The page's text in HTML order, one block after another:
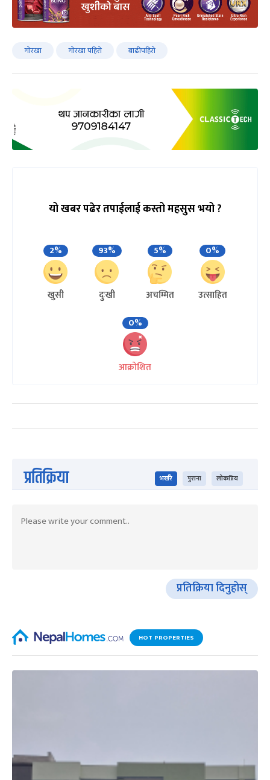
गोरखा गोरखा पहिरो बाढीपहिरो
यो खबर पढेर तपाईलाई कस्तो महसुस भयो ?
2%
खुसी
93%
दुःखी
5%
अचम्मित
0%
उत्साहित
0%
आक्रोशित
प्रतिक्रिया भर्खरै पुराना लोकप्रिय
प्रतिक्रिया दिनुहोस्
HOT PROPERTIES